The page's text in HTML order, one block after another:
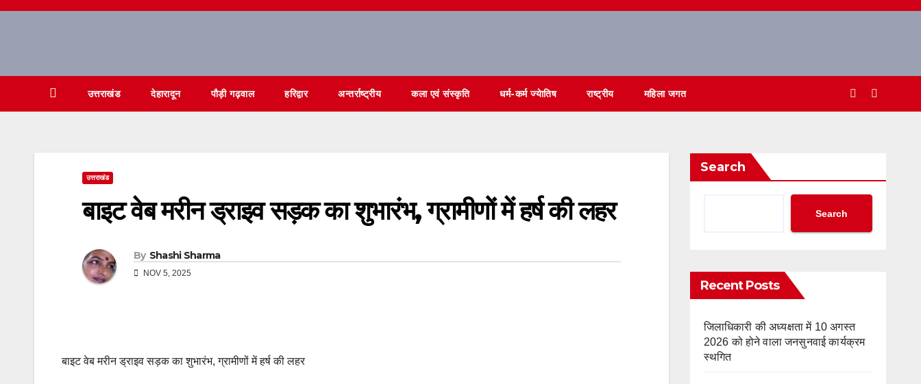
Skip
उत्तराखंड देहारादून पौड़ी गढ़वाल हरिद्वार अन्तर्राष्ट्रीय कला एवं संस्कृति धर्म-कर्म ज्येातिष राष्ट्रीय महिला जगत
उत्तराखंड
बाइट वेब मरीन ड्राइव सड़क का शुभारंभ, ग्रामीणों में हर्ष की लहर
By Shashi Sharma
NOV 5, 2025
बाइट वेब मरीन ड्राइव सड़क का शुभारंभ, ग्रामीणों में हर्ष की लहर
Search
Search
Recent Posts
जिलाधिकारी की अध्यक्षता में 10 अगस्त
2026 को होने वाला जनसुनवाई कार्यक्रम
स्थगित